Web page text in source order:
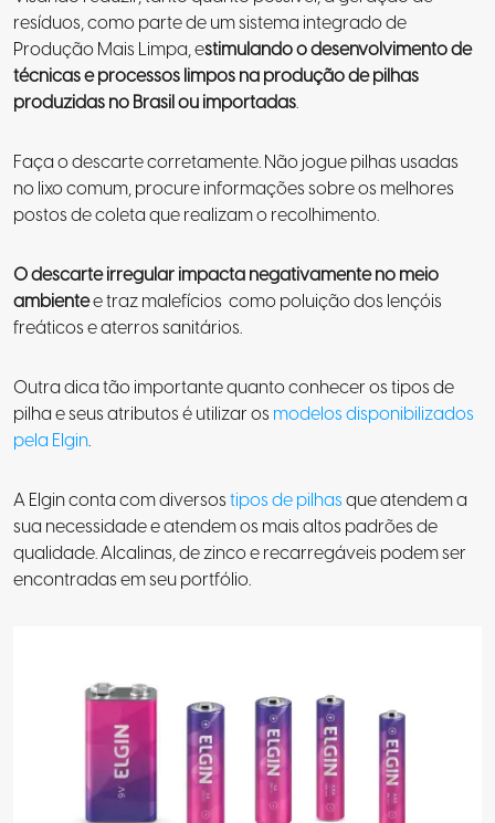
resíduos, como parte de um sistema integrado de
Produção Mais Limpa, estimulando o desenvolvimento de
técnicas e processos limpos na produção de pilhas
produzidas no Brasil ou importadas.
Faça o descarte corretamente. Não jogue pilhas usadas
no lixo comum, procure informações sobre os melhores
postos de coleta que realizam o recolhimento.
O descarte irregular impacta negativamente no meio
ambientee traz malefícios como poluição dos lençóis
freáticos e aterros sanitários.
Outra dica tão importante quanto conhecer os tipos de
pilha e seus atributos é utilizar os modelos disponibilizados
pela Elgin.
A Elgin conta com diversostipos de pilhasque atendem a
sua necessidade e atendem os mais altos padrões de
qualidade. Alcalinas, de zinco e recarregáveis podem ser
encontradas em seu portfólio.